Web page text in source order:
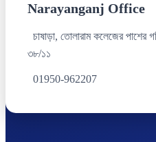
Narayanganj Office
চাষাড়া, তোলারাম কলেজের পাশের
৩৮/১১
01950-962207